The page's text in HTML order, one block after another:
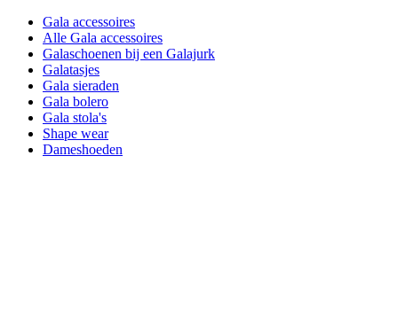
Gala accessoires
Alle Gala accessoires
Galaschoenen bij een Galajurk
Galatasjes
Gala sieraden
Gala bolero
Gala stola's
Shape wear
Dameshoeden